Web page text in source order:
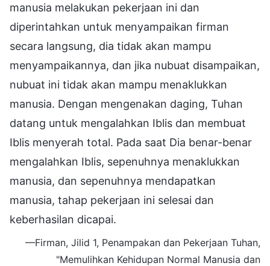
manusia melakukan pekerjaan ini dan
diperintahkan untuk menyampaikan firman
secara langsung, dia tidak akan mampu
menyampaikannya, dan jika nubuat disampaikan,
nubuat ini tidak akan mampu menaklukkan
manusia. Dengan mengenakan daging, Tuhan
datang untuk mengalahkan Iblis dan membuat
Iblis menyerah total. Pada saat Dia benar-benar
mengalahkan Iblis, sepenuhnya menaklukkan
manusia, dan sepenuhnya mendapatkan
manusia, tahap pekerjaan ini selesai dan
keberhasilan dicapai.
—Firman, Jilid 1, Penampakan dan Pekerjaan Tuhan,
"Memulihkan Kehidupan Normal Manusia dan